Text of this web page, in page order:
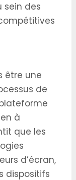
des
être une
de
à
que les
d’écran,
dispositifs